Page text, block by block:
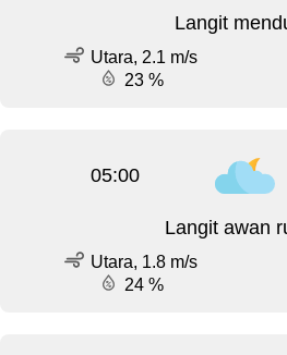
Langit
Utara, 2.1 m/s
23 %
05:00
Langit awan
Utara, 1.8 m/s
24 %